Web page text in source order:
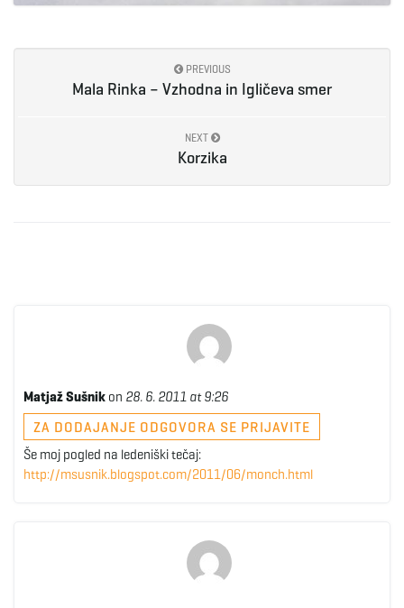
PREVIOUS
Mala Rinka – Vzhodna in Igličeva smer
NEXT
Korzika
Matjaž Sušnik on 28. 6. 2011 at 9:26
ZA DODAJANJE ODGOVORA SE PRIJAVITE
Še moj pogled na ledeniški tečaj:
http://msusnik.blogspot.com/2011/06/monch.html